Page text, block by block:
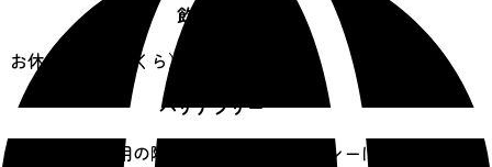
飲食施設
お休み処「鞍（くら）」
バリアフリー
車いすをご利用の際は、お車またはタクシーは北